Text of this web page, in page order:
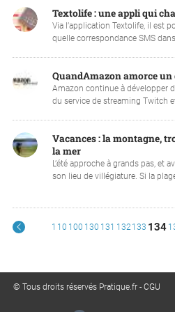
Textolife : une appli qui
Via l’application Textolife, il est
quelle correspondance SMS
QuandAmazon amorce
Amazon continue à développer
du service de streaming Twitch
Vacances : la montagne,
la mer
L’été approche à grands pas, et
son lieu de villégiature. Si la
1 10 100 130 131 132 133 134
© Tous droits réservés Pratique.fr -CGU